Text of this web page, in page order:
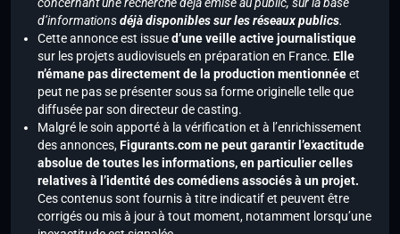
d’informationsdéjà disponibles sur les réseaux publics.
Cette annonce est issued’une veille active journalistique
sur les projets audiovisuels en préparation en France. Elle
n’émane pas directement de la production mentionnéeet
peut ne pas se présenter sous sa forme originelle telle que
diffusée par son directeur de casting.
Malgré le soin apporté à la vérification et à l’enrichissement
des annonces,Figurants.com ne peut garantir l’exactitude
absolue de toutes les informations, en particulier celles
relatives à l’identité des comédiens associés à un projet.
Ces contenus sont fournis à titre indicatif et peuvent être
corrigés ou mis à jour à tout moment, notamment lorsqu’une